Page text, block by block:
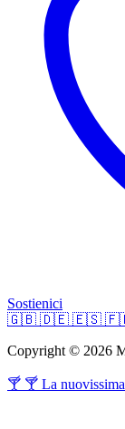
Sostienici
🇬🇧 🇩🇪 🇪🇸
Copyright © 2026
🍸 🍸 La